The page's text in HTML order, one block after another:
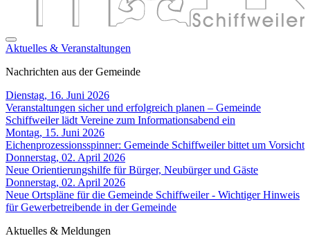
Aktuelles & Veranstaltungen
Nachrichten aus der Gemeinde
Dienstag, 16. Juni 2026
Veranstaltungen sicher und erfolgreich planen – Gemeinde
Schiffweiler lädt Vereine zum Informationsabend ein
Montag, 15. Juni 2026
Eichenprozessionsspinner: Gemeinde Schiffweiler bittet um Vorsicht
Donnerstag, 02. April 2026
Neue Orientierungshilfe für Bürger, Neubürger und Gäste
Donnerstag, 02. April 2026
Neue Ortspläne für die Gemeinde Schiffweiler - Wichtiger Hinweis
für Gewerbetreibende in der Gemeinde
Aktuelles & Meldungen